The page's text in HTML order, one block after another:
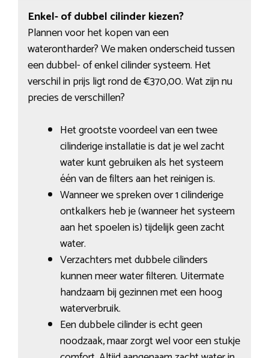
Enkel- of dubbel cilinder kiezen?
Plannen voor het kopen van een
waterontharder? We maken onderscheid tussen
een dubbel- of enkel cilinder systeem. Het
verschil in prijs ligt rond de €370,00. Wat zijn nu
precies de verschillen?
Het grootste voordeel van een twee
cilinderige installatie is dat je wel zacht
water kunt gebruiken als het systeem
één van de filters aan het reinigen is.
Wanneer we spreken over 1 cilinderige
ontkalkers heb je (wanneer het systeem
aan het spoelen is) tijdelijk geen zacht
water.
Verzachters met dubbele cilinders
kunnen meer water filteren. Uitermate
handzaam bij gezinnen met een hoog
waterverbruik.
Een dubbele cilinder is echt geen
noodzaak, maar zorgt wel voor een stukje